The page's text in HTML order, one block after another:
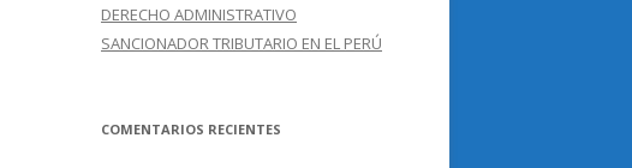
DERECHO ADMINISTRATIVO
SANCIONADOR TRIBUTARIO EN EL PERÚ
COMENTARIOS RECIENTES